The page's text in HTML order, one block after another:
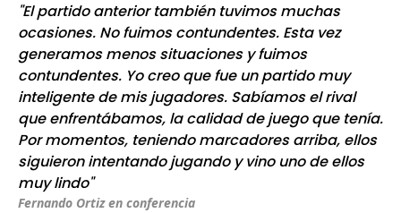
"El partido anterior también tuvimos muchas
ocasiones. No fuimos contundentes. Esta vez
generamos menos situaciones y fuimos
contundentes. Yo creo que fue un partido muy
inteligente de mis jugadores. Sabíamos el rival
que enfrentábamos, la calidad de juego que tenía.
Por momentos, teniendo marcadores arriba, ellos
siguieron intentando jugando y vino uno de ellos
muy lindo"
Fernando Ortiz en conferencia